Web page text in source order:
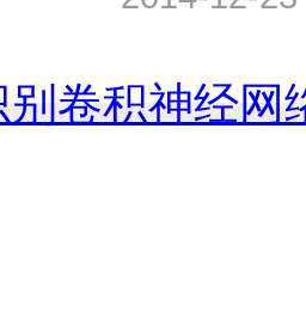
卷积神经网